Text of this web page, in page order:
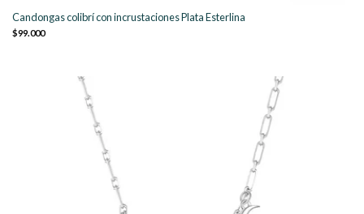
Candongas colibrí con incrustaciones Plata Esterlina
$99.000